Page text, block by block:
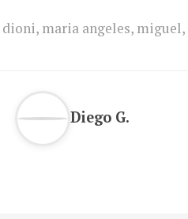
dioni, maria angeles, miguel,
Diego G.